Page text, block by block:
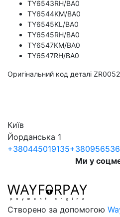
TY6543RH/BA0
TY6544KM/BA0
TY6545KL/BA0
TY6545RH/BA0
TY6547KM/BA0
TY6547RH/BA0
Оригінальний код деталі
Київ
Йорданська 1
+380445019135
Ми у
Створено за допомогою